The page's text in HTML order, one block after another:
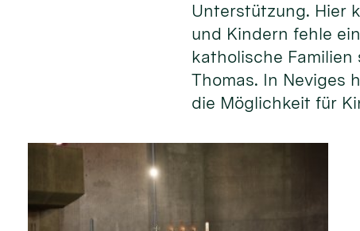
Unterstützung. Hier
und Kindern fehle
katholische Familien
Thomas. In Neviges
die Möglichkeit für